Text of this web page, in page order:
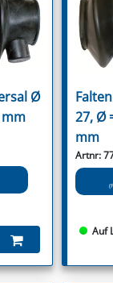
Ø
mm
27, Ø
mm
Artnr:
Auf